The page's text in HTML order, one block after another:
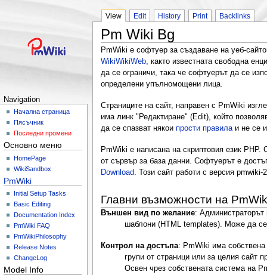
Navigation
Начална страница
Пясъчник
Последни промени
Основно меню
HomePage
WikiSandbox
PmWiki
Initial Setup Tasks
Basic Editing
Documentation Index
PmWiki FAQ
PmWikiPhilosophy
Release Notes
ChangeLog
Model Info
View Edit History Print Backlinks
Pm Wiki Bg
PmWiki е софтуер за създаване на уеб-
WikiWikiWeb, както известната свободна
да се ограничи, така че софтуерът да се
определени упълномощени лица.
Страниците на сайт, направен с PmWiki
има линк "Редактиране" (Edit), който
да се спазват някои прости правилаи не се
PmWiki е написана на скриптовия език
от сървър за база данни. Софтуерът е
Download . Този сайт работи с версия pmwiki-
Главни възможности на
Външен вид по желание:
шаблони (HTML templates). Може да
Контрол на достъпа: PmWiki има собствена
групи от страници или за целия сайт
Освен чрез собствената система на